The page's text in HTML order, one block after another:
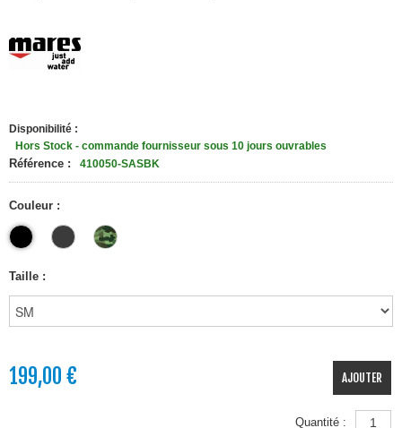
Disponibilité :
Hors Stock - commande fournisseur sous 10 jours ouvrables
Référence : 410050-SASBK
Couleur :
Taille :
199,00 € AJOUTER
Quantité :